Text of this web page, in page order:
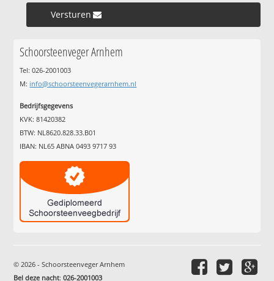
Versturen »
Schoorsteenveger Arnhem
Tel: 026-2001003
M: info@schoorsteenvegerarnhem.nl
Bedrijfsgegevens
KVK: 81420382
BTW: NL8620.828.33.B01
IBAN: NL65 ABNA 0493 9717 93
© 2026 - Schoorsteenveger Arnhem
Bel deze nacht:026-2001003